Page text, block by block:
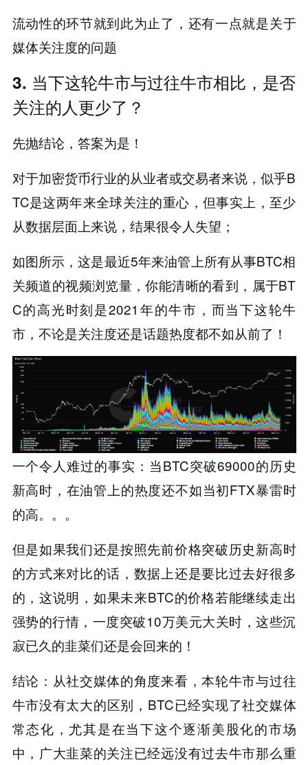
流动性的环节就到此为止了，还有一点就是关于
媒体关注度的问题
3. 当下这轮牛市与过往牛市相比，是否
关注的人更少了？
先抛结论，答案为是！
对于加密货币行业的从业者或交易者来说，似乎B
TC是这两年来全球关注的重心，但事实上，至少
从数据层面上来说，结果很令人失望；
如图所示，这是最近5年来油管上所有从事BTC相
关频道的视频浏览量，你能清晰的看到，属于BT
C的高光时刻是2021年的牛市，而当下这轮牛
市，不论是关注度还是话题热度都不如从前了！
一个令人难过的事实：当BTC突破69000的历史
新高时，在油管上的热度还不如当初FTX暴雷时
的高。。。
但是如果我们还是按照先前价格突破历史新高时
的方式来对比的话，数据上还是要比过去好很多
的，这说明，如果未来BTC的价格若能继续走出
强势的行情，一度突破10万美元大关时，这些沉
寂已久的韭菜们还是会回来的！
结论：从社交媒体的角度来看，本轮牛市与过往
牛市没有太大的区别，BTC已经实现了社交媒体
常态化，尤其是在当下这个逐渐美股化的市场
中，广大韭菜的关注已经远没有过去牛市那么重